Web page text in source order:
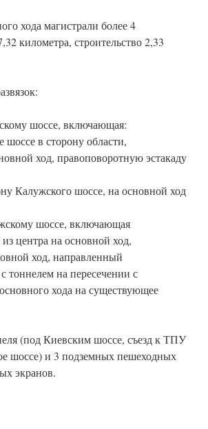
хода магистрали более 4
километра, строительство 2,33
шоссе, включающая:
шоссе в сторону области,
ход, правоповоротную эстакаду
Калужского шоссе, на основной ход
шоссе, включающая
центра на основной ход,
ход, направленный
тоннелем на пересечении с
хода на существующее
(под Киевским шоссе, съезд к ТПУ
шоссе) и 3 подземных пешеходных
экранов.